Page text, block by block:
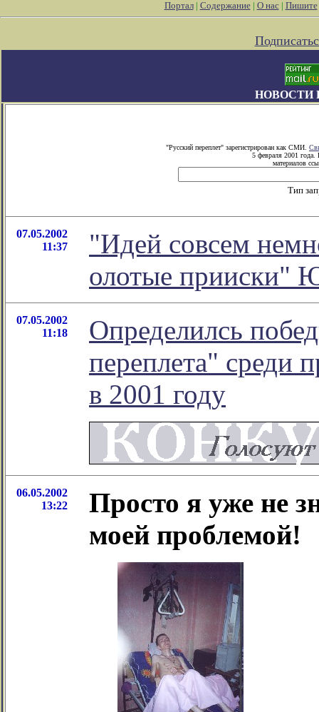
Портал| Содержание| О нас| Пишите
НОВОСТИ
"Русский переплет" зарегистрирован как СМИ.
5 февраля 2001 года.
материалов
Тип
07.05.2002
11:37
"Идей совсем
олотые прииски"
07.05.2002
11:18
Определилсь
переплета" среди
в 2001 году
06.05.2002
13:22
Просто я уже не
моей проблемой!